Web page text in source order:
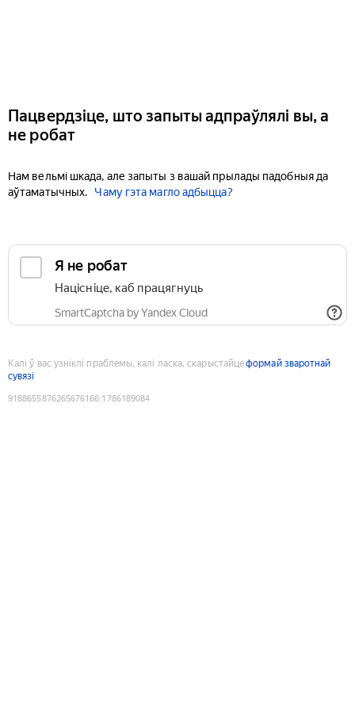
Пацвердзіце, што запыты адпраўлялі вы, а
не робат
Нам вельмі шкада, але запыты з вашай прылады падобныя да
аўтаматычных.
Чаму гэта магло адбыцца?
Я не робат
Націсніце, каб працягнуць
SmartCaptcha by Yandex Cloud
Калі ў вас узніклі праблемы, калі ласка, скарыстайцеформай зваротнай
сувязі
9188655876265676166:1786189084